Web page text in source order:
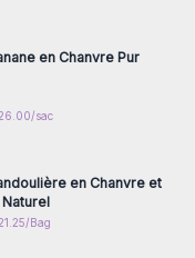
en Chanvre Pur
sac
Connectez-vous ou
en Chanvre et
Bag
Connectez-vous ou